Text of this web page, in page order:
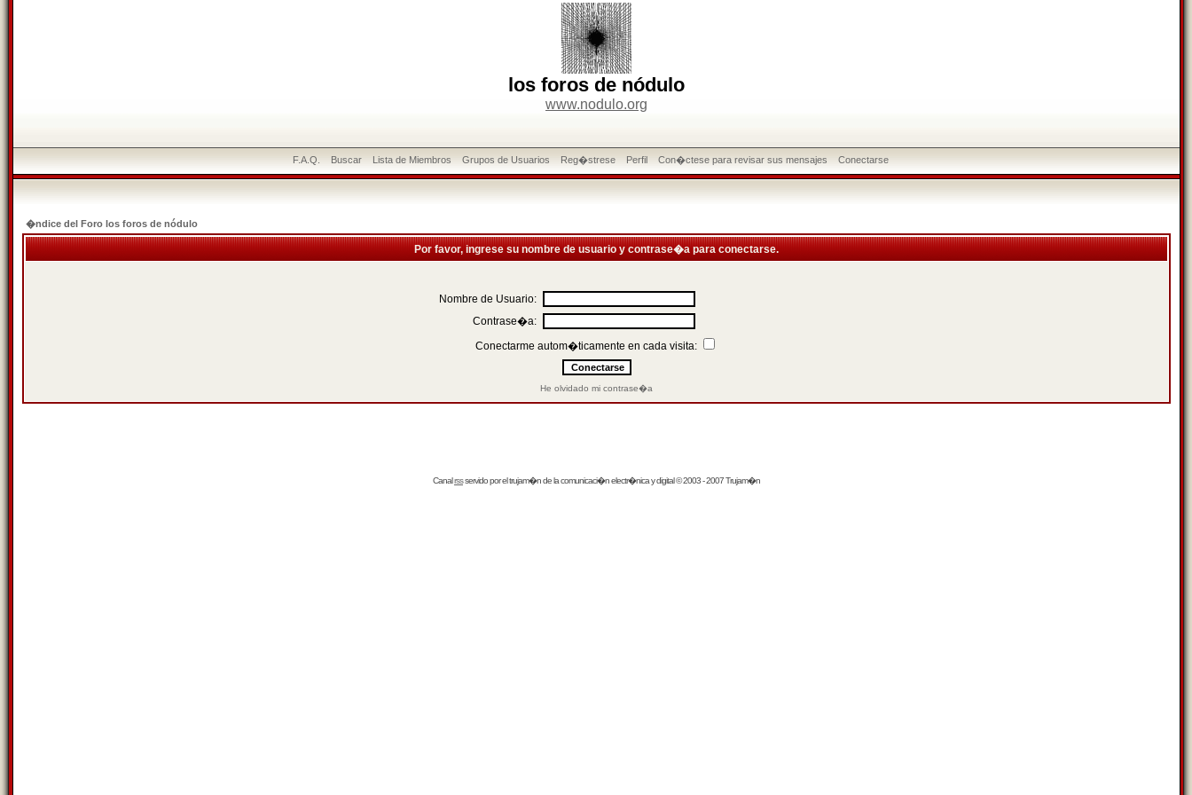
los foros de nódulo
www.nodulo.org
F.A.Q. Buscar Lista de Miembros Grupos de Usuarios Reg�strese Perfil Con�ctese para revisar sus mensajes Conectarse
�ndice del Foro los foros de nódulo
Por favor, ingrese su nombre de usuario y contrase�a para conectarse.
Nombre de Usuario:
Contrase�a:
Conectarme autom�ticamente en cada visita:
He olvidado mi contrase�a
Canalrssservido por eltrujam�nde la comunicaci�n electr�nica y digital © 2003 - 2007 Trujam�n